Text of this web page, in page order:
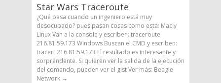
Star Wars Traceroute
¿Qué pasa cuando un ingeniero está muy
desocupado? pues pasan cosas como esta: Mac y
Linux Van a la consola y escriben: traceroute
216.81.59.173 Windows Buscan el CMD y escriben:
tracert 216.81.59.173 El resultado es interesante y
sorprendente. Si quieren ver la salida de la ejecución
del comando, pueden ver el gist Ver más: Beagle
Network →